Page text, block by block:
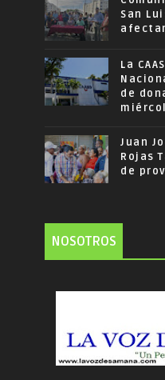
San
La
de
Juan
Rojas
de
NOSOTROS